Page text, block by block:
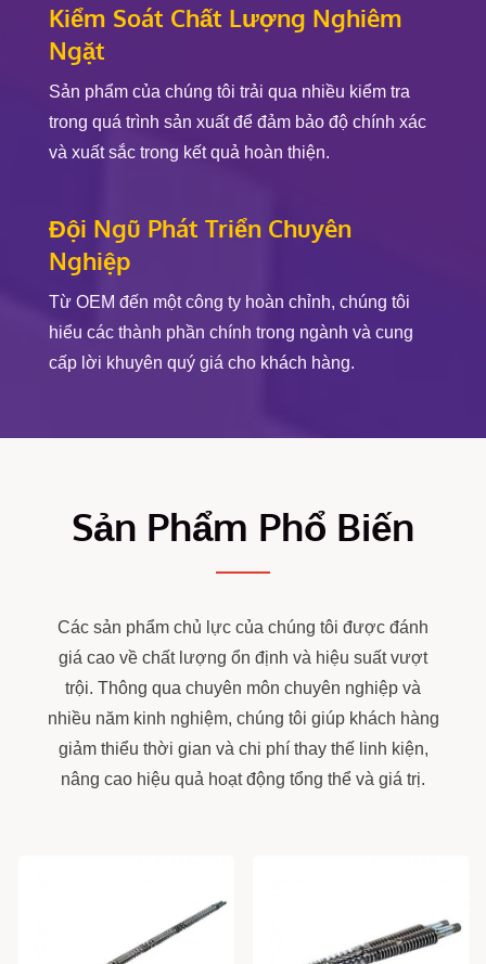
Kiểm Soát Chất Lượng Nghiêm
Ngặt
Sản phẩm của chúng tôi trải qua nhiều kiểm tra
trong quá trình sản xuất để đảm bảo độ chính xác
và xuất sắc trong kết quả hoàn thiện.
Đội Ngũ Phát Triển Chuyên
Nghiệp
Từ OEM đến một công ty hoàn chỉnh, chúng tôi
hiểu các thành phần chính trong ngành và cung
cấp lời khuyên quý giá cho khách hàng.
Sản Phẩm Phổ Biến
Các sản phẩm chủ lực của chúng tôi được đánh
giá cao về chất lượng ổn định và hiệu suất vượt
trội. Thông qua chuyên môn chuyên nghiệp và
nhiều năm kinh nghiệm, chúng tôi giúp khách hàng
giảm thiểu thời gian và chi phí thay thế linh kiện,
nâng cao hiệu quả hoạt động tổng thể và giá trị.